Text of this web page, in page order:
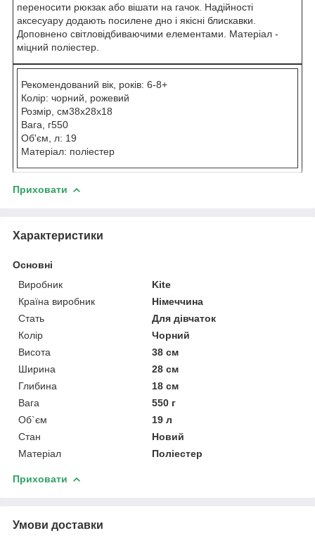
переносити рюкзак або вішати на гачок. Надійності
аксесуару додають посилене дно і якісні блискавки.
Доповнено світловідбиваючими елементами. Матеріал -
міцний поліестер.
Рекомендований вік, років: 6-8+
Колір: чорний, рожевий
Розмір, см38x28x18
Вага, г550
Об'єм, л: 19
Матеріал: поліестер
Приховати
Характеристики
Основні
Виробник
Kite
Країна виробник
Німеччина
Стать
Для дівчаток
Колір
Чорний
Висота
38 см
Ширина
28 см
Глибина
18 см
Вага
550 г
Об`єм
19 л
Стан
Новий
Матеріал
Поліестер
Приховати
Умови доставки